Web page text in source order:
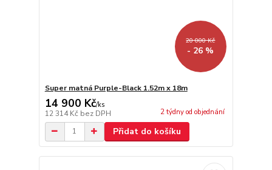
20 000 Kč
- 26 %
Super matná Purple-Black 1.52m x 18m
14 900 Kč/ks
12 314 Kč bez DPH 2 týdny od objednání
Přidat do košíku